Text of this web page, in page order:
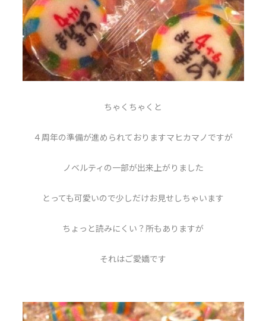
ちゃくちゃくと
４周年の準備が進められておりますマヒカマノですが
ノベルティの一部が出来上がりました
とっても可愛いので少しだけお見せしちゃいます
ちょっと読みにくい？所もありますが
それはご愛嬌です